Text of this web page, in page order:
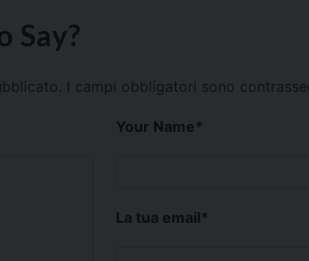
Say?
I campi obbligatori sono
Your Name*
La tua email*